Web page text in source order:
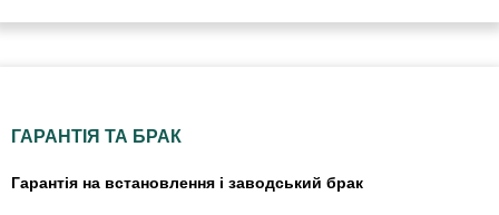
ГАРАНТІЯ ТА БРАК
Гарантія на встановлення і заводський брак